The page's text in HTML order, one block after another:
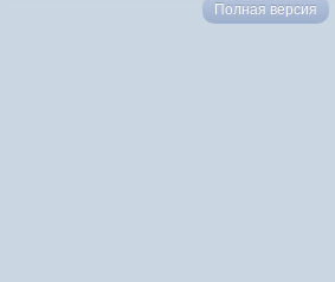
Полная версия